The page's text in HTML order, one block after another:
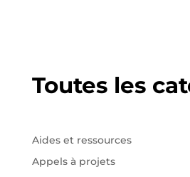
Toutes les
Aides et ressources
Appels à projets